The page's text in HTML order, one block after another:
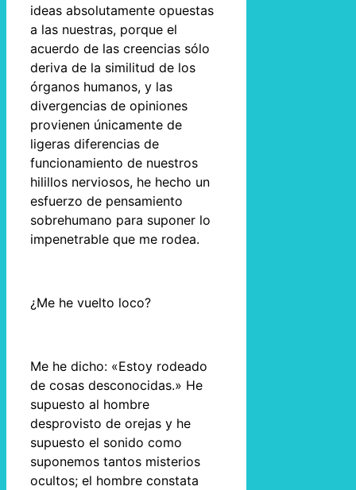
ideas absolutamente opuestas
a las nuestras, porque el
acuerdo de las creencias sólo
deriva de la similitud de los
órganos humanos, y las
divergencias de opiniones
provienen únicamente de
ligeras diferencias de
funcionamiento de nuestros
hilillos nerviosos, he hecho un
esfuerzo de pensamiento
sobrehumano para suponer lo
impenetrable que me rodea.
¿Me he vuelto loco?
Me he dicho: «Estoy rodeado
de cosas desconocidas.» He
supuesto al hombre
desprovisto de orejas y he
supuesto el sonido como
suponemos tantos misterios
ocultos; el hombre constata